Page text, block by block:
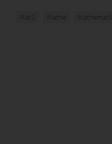
MatS Mathe Mathematik